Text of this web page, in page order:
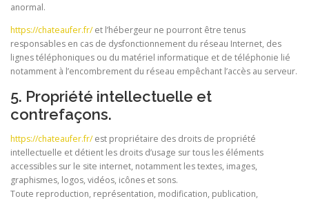
anormal.
https://chateaufer.fr/et l’hébergeur ne pourront être tenus
responsables en cas de dysfonctionnement du réseau Internet, des
lignes téléphoniques ou du matériel informatique et de téléphonie lié
notamment à l’encombrement du réseau empêchant l’accès au serveur.
5. Propriété intellectuelle et
contrefaçons.
https://chateaufer.fr/est propriétaire des droits de propriété
intellectuelle et détient les droits d’usage sur tous les éléments
accessibles sur le site internet, notamment les textes, images,
graphismes, logos, vidéos, icônes et sons.
Toute reproduction, représentation, modification, publication,